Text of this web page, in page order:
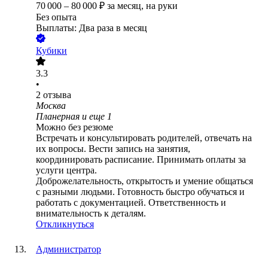
70 000 – 80 000 ₽ за месяц, на руки
Без опыта
Выплаты: Два раза в месяц
Кубики
3.3
•
2 отзыва
Москва
Планерная и еще 1
Можно без резюме
Встречать и консультировать родителей, отвечать на
их вопросы. Вести запись на занятия,
координировать расписание. Принимать оплаты за
услуги центра.
Доброжелательность, открытость и умение общаться
с разными людьми. Готовность быстро обучаться и
работать с документацией. Ответственность и
внимательность к деталям.
Откликнуться
Администратор